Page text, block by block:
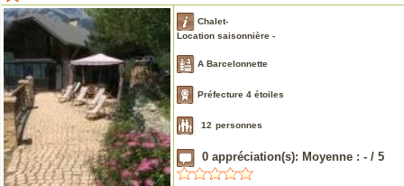
Chalet-
Location saisonnière -
A Barcelonnette
Préfecture 4 étoiles
12 personnes
0 appréciation(s): Moyenne : - / 5